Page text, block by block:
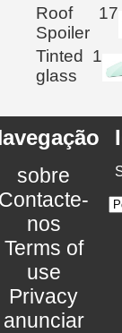
Roof
Spoiler
17
Tinted
glass
1
sobre
nos
Terms of
use
Privacy
anunciar